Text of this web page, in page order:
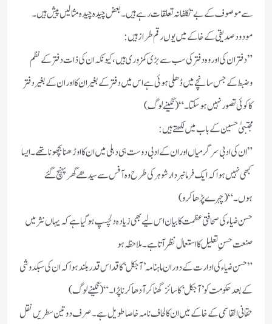
سے موصوف کے بے تکلفانہ تعلقات رہے ہیں۔ بعض چیدہ چیدہ مثالیں پیش ہیں۔
مودود صدیقی کے خاکے میں یوں رقم طراز ہیں:
”دفتر ان کی اور وہ دفتر کی سب سے بڑی کمزوری ہیں،کیونکہ ان کی ذات دفتر کے نظم
وضبط کے جس سانچے میں ڈھلی ہوئی ہے اس میں دفتر کے بغیر ان کا اور ان کے بغیر دفتر
کا کوئی تصور نہیں ہوسکتا۔“(نگینے لوگ)
مجتبیٰ حسین کے باب میں لکھتے ہیں:
”ان کی ادبی سرگرمیاں اوران کے ادبی دوست ہی دہلی میں ان کا اوڑھنا بچھونا تھے۔ ایسا
کبھی نہیں ہوا کہ ایک فرمانبردار شوہر کی طرح وہ آفس سے سیدھے گھر پہنچ گئے
ہوں۔“(چہرے پڑھاکرو)
حسن ضیاء کی صحافتی عظمت کا بیان اس لیے بھی زیادہ دلچسپ ہوگیا ہے کہ یہاں نثر میں
صنعت حسنِ تعلیل کا استعمال نظر آتا ہے۔ ملاحظہ ہو
”حسن ضیاء کی ادارت کے دوران ماہنامہ ’آجکل‘کا قد اس قدر بلند ہوا کہ ان کی سبکدوشی
کے بعد حکومت کو ’آجکل‘ کا سائز گھٹا کر آدھا کرنا پڑا۔“(نگینے لوگ)
حقانی القاسمی کے خاکے میں ان کا لحاف نامہ خاصا طویل ہے۔ صرف دو تین سطریں نقل